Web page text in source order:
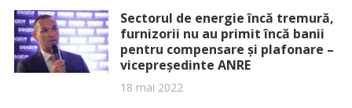
Sectorul de energie încă tremură,
furnizorii nu au primit încă banii
pentru compensare și plafonare –
vicepreședinte ANRE
18 mai 2022